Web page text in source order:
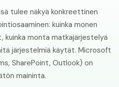
tulee näkyä konkreettinen
kuinka monen
kuinka monta matkajärjestelyä
järjestelmiä käytät. Microsoft
SharePoint, Outlook) on
maininta.